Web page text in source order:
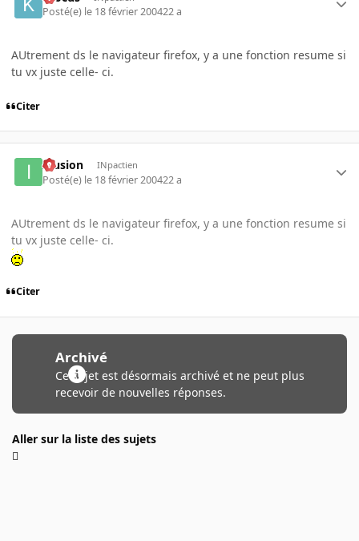
Posté(e) le 18 février 200422 a
AUtrement ds le navigateur firefox, y a une fonction resume si
tu vx juste celle- ci.
Citer
Illusion INpactien
Posté(e) le 18 février 200422 a
AUtrement ds le navigateur firefox, y a une fonction resume si
tu vx juste celle- ci.
Citer
Archivé
Ce sujet est désormais archivé et ne peut plus
recevoir de nouvelles réponses.
Aller sur la liste des sujets